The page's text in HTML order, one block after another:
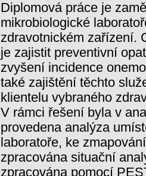
Diplomová práce je
mikrobiologické
zdravotnickém zařízení.
je zajistit preventivní
zvyšení incidence
také zajištění těchto
klientelu vybraného
V rámci řešení byla v
provedena analýza
laboratoře, ke
zpracována situační
zpracována pomocí